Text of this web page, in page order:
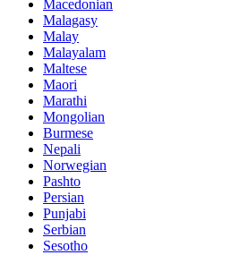
Macedonian
Malagasy
Malay
Malayalam
Maltese
Maori
Marathi
Mongolian
Burmese
Nepali
Norwegian
Pashto
Persian
Punjabi
Serbian
Sesotho